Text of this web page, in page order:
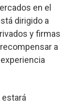
en el
dirigido a
y firmas
a